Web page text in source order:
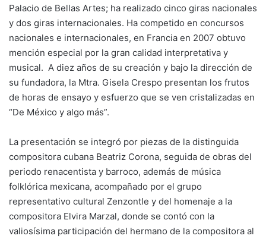
Palacio de Bellas Artes; ha realizado cinco giras nacionales
y dos giras internacionales. Ha competido en concursos
nacionales e internacionales, en Francia en 2007 obtuvo
mención especial por la gran calidad interpretativa y
musical. A diez años de su creación y bajo la dirección de
su fundadora, la Mtra. Gisela Crespo presentan los frutos
de horas de ensayo y esfuerzo que se ven cristalizadas en
“De México y algo más”.
La presentación se integró por piezas de la distinguida
compositora cubana Beatriz Corona, seguida de obras del
periodo renacentista y barroco, además de música
folklórica mexicana, acompañado por el grupo
representativo cultural Zenzontle y del homenaje a la
compositora Elvira Marzal, donde se contó con la
valiosísima participación del hermano de la compositora al